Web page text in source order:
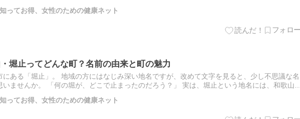
知ってお得、女性のための健康ネット
堀止ってどんな町？名前の由来と町の魅力
にある「堀止」。 地域の方にはなじみ深い地名ですが、改めて文字を見ると、少し不思議な名
いませんか。 「何の堀が、どこで止まったのだろう？」 実は、堀止という地名には、和歌山城
知ってお得、女性のための健康ネット